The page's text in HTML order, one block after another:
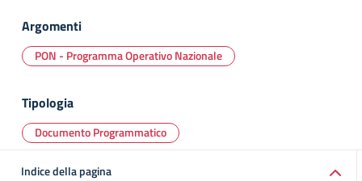
Argomenti
PON - Programma Operativo Nazionale
Tipologia
Documento Programmatico
Indice della pagina